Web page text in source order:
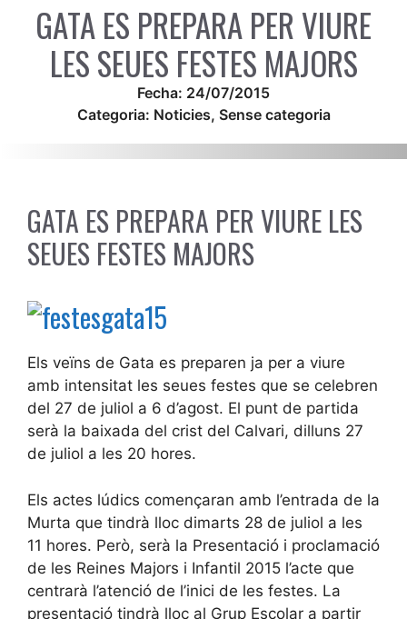
GATA ES PREPARA PER VIURE
LES SEUES FESTES MAJORS
Fecha: 24/07/2015
Categoria: Noticies, Sense categoria
GATA ES PREPARA PER VIURE LES
SEUES FESTES MAJORS
Els veïns de Gata es preparen ja per a viure
amb intensitat les seues festes que se celebren
del 27 de juliol a 6 d’agost. El punt de partida
serà la baixada del crist del Calvari, dilluns 27
de juliol a les 20 hores.
Els actes lúdics començaran amb l’entrada de la
Murta que tindrà lloc dimarts 28 de juliol a les
11 hores. Però, serà la Presentació i proclamació
de les Reines Majors i Infantil 2015 l’acte que
centrarà l’atenció de l’inici de les festes. La
presentació tindrà lloc al Grup Escolar a partir